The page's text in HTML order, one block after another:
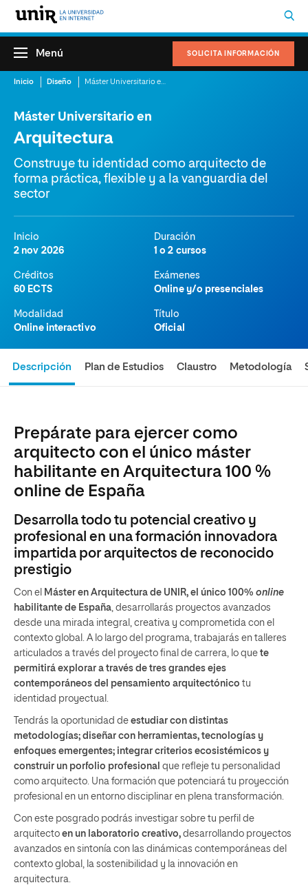
SOLICITA INFORMACIÓN
Menú
Inicio Diseño
Máster Universitario en
Arquitectura
Construye tu identidad como arquitecto de
forma práctica, flexible y a la vanguardia del
sector
Inicio
2 nov 2026
Duración
1 o 2 cursos
Créditos
60 ECTS
Exámenes
Online y/o presenciales
Modalidad
Online interactivo
Título
Oficial
Descripción Plan de Estudios Claustro Metodología
Prepárate para ejercer como
arquitecto con el único máster
habilitante en Arquitectura 100 %
online de España
Desarrolla todo tu potencial creativo y
profesional en una formación innovadora
impartida por arquitectos de reconocido
prestigio
Con el Máster en Arquitectura de UNIR, el único 100% online
habilitante de España, desarrollarás proyectos avanzados
desde una mirada integral, creativa y comprometida con el
contexto global. A lo largo del programa, trabajarás en talleres
articulados a través del proyecto final de carrera, lo que te
permitirá explorar a través de tres grandes ejes
contemporáneos del pensamiento arquitectónico tu
identidad proyectual.
Tendrás la oportunidad de estudiar con distintas
metodologías; diseñar con herramientas, tecnologías y
enfoques emergentes; integrar criterios ecosistémicos y
construir un porfolio profesional que refleje tu personalidad
como arquitecto. Una formación que potenciará tu proyección
profesional en un entorno disciplinar en plena transformación.
Con este posgrado podrás investigar sobre tu perfil de
arquitecto en un laboratorio creativo, desarrollando proyectos
avanzados en sintonía con las dinámicas contemporáneas del
contexto global, la sostenibilidad y la innovación en
arquitectura.